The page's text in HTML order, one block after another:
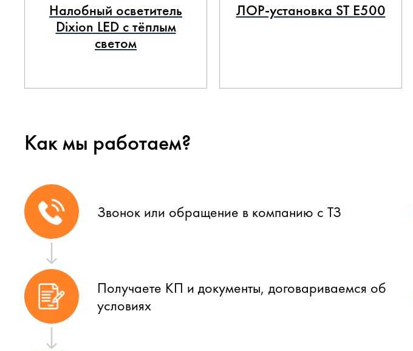
Налобный осветитель
Dixion LED с тёплым
светом
ЛОР-установка ST E500
Как мы работаем?
Звонок или обращение в компанию с ТЗ
Получаете КП и документы, договариваемся об
условиях